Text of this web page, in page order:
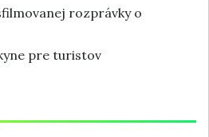
rozprávky o
pre turistov